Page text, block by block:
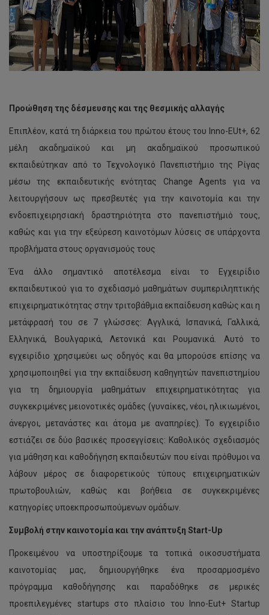
Προώθηση της δέσμευσης και της θεσμικής αλλαγής
Επιπλέον, κατά τη διάρκεια του πρώτου έτους του Inno-EUt+, 62
μέλη ακαδημαϊκού και μη ακαδημαϊκού προσωπικού
εκπαιδεύτηκαν από το Τεχνολογικό Πανεπιστήμιο της Ρίγας
μέσω της εκπαιδευτικής ενότητας Change Agents για να
λειτουργήσουν ως πρεσβευτές για την καινοτομία και την
ενδοεπιχειρησιακή δραστηριότητα στο πανεπιστήμιό τους,
καθώς και για την εξεύρεση καινοτόμων λύσεις σε υπάρχοντα
προβλήματα στους οργανισμούς τους
Ένα άλλο σημαντικό αποτέλεσμα είναι το Εγχειρίδιο
εκπαιδευτικού για το σχεδιασμό μαθημάτων συμπεριληπτικής
επιχειρηματικότητας στην τριτοβάθμια εκπαίδευση καθώς και η
μετάφρασή του σε 7 γλώσσες: Αγγλικά, Ισπανικά, Γαλλικά,
Ελληνικά, Βουλγαρικά, Λετονικά και Ρουμανικά. Αυτό το
εγχειρίδιο χρησιμεύει ως οδηγός και θα μπορούσε επίσης να
χρησιμοποιηθεί για την εκπαίδευση καθηγητών πανεπιστημίου
για τη δημιουργία μαθημάτων επιχειρηματικότητας για
συγκεκριμένες μειονοτικές ομάδες (γυναίκες, νέοι, ηλικιωμένοι,
άνεργοι, μετανάστες και άτομα με αναπηρίες). Το εγχειρίδιο
εστιάζει σε δύο βασικές προσεγγίσεις: Καθολικός σχεδιασμός
για μάθηση και καθοδήγηση εκπαιδευτών που είναι πρόθυμοι να
λάβουν μέρος σε διαφορετικούς τύπους επιχειρηματικών
πρωτοβουλιών, καθώς και βοήθεια σε συγκεκριμένες
κατηγορίες υποεκπροσωπούμενων ομάδων.
Συμβολή στην καινοτομία και την ανάπτυξη Start-Up
Προκειμένου να υποστηρίξουμε τα τοπικά οικοσυστήματα
καινοτομίας μας, δημιουργήθηκε ένα προσαρμοσμένο
πρόγραμμα καθοδήγησης και παραδόθηκε σε μερικές
προεπιλεγμένες startups στο πλαίσιο του Inno-Eut+ Startup